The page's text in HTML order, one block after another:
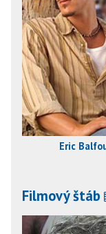
Eric
Filmový štáb